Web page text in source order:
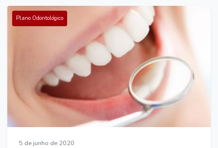
Blog
Contato
96335-
0966
contato@dablan.com.br
Plano Odontológico
5 de junho de 2020